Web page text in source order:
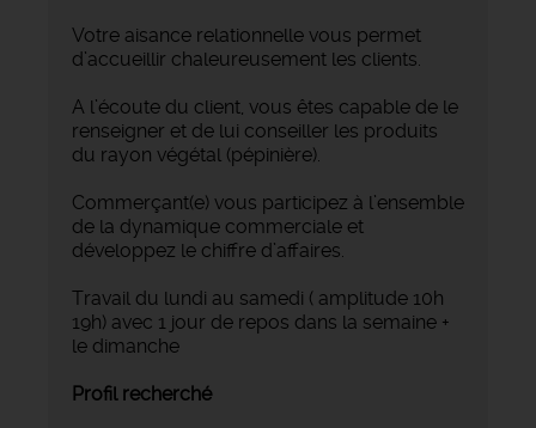
Votre aisance relationnelle vous permet
d’accueillir chaleureusement les clients.
A l’écoute du client, vous êtes capable de le
renseigner et de lui conseiller les produits
du rayon végétal (pépinière).
Commerçant(e) vous participez à l’ensemble
de la dynamique commerciale et
développez le chiffre d’affaires.
Travail du lundi au samedi ( amplitude 10h
19h) avec 1 jour de repos dans la semaine +
le dimanche
Profil recherché